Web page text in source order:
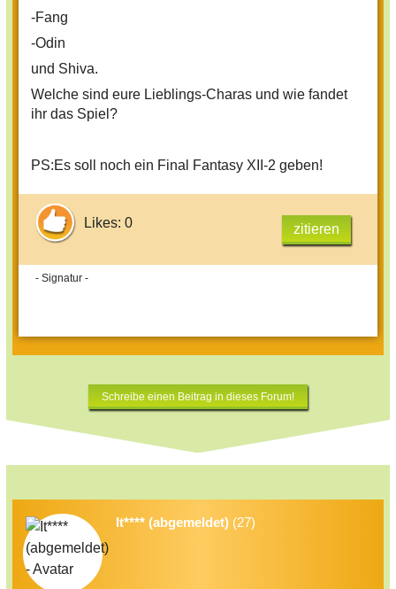
-Fang
-Odin
und Shiva.
Welche sind eure Lieblings-Charas und wie fandet
ihr das Spiel?
PS:Es soll noch ein Final Fantasy XII-2 geben!
Likes: 0 zitieren
- Signatur -
Schreibe einen Beitrag in dieses Forum!
It**** (abgemeldet) (27)